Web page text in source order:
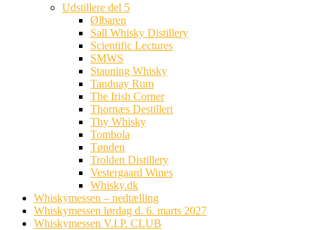
Udstillere del 5
Ølbaren
Sall Whisky Distillery
Scientific Lectures
SMWS
Stauning Whisky
Tanduay Rum
The Irish Corner
Thornæs Destilleri
Thy Whisky
Tombola
Tønden
Trolden Distillery
Vestergaard Wines
Whisky.dk
Whiskymessen – nedtælling
Whiskymessen lørdag d. 6. marts 2027
Whiskymessen V.I.P. CLUB